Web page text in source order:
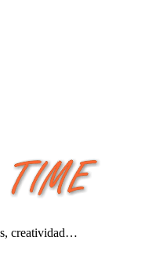
creatividad…